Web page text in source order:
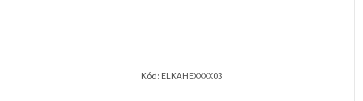
Kód: ELKAHEXXXX03